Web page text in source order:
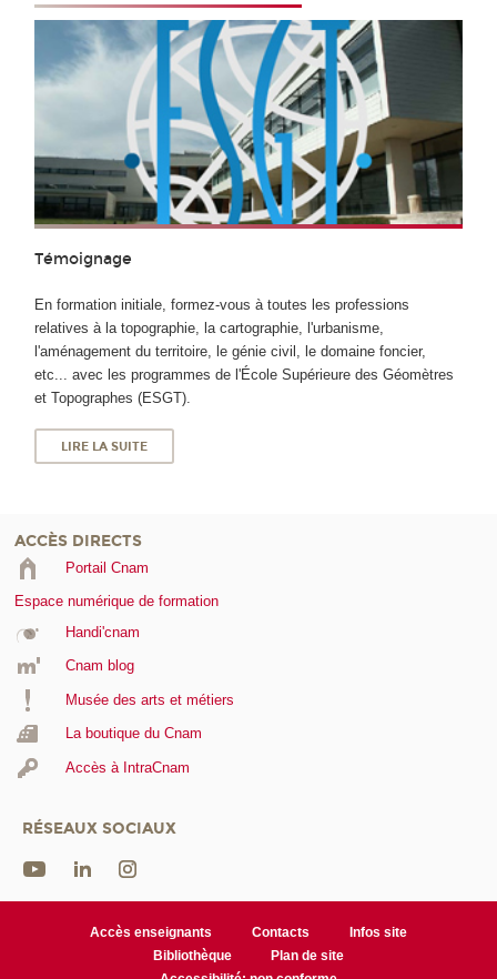
Témoignage
En formation initiale, formez-vous à toutes les professions
relatives à la topographie, la cartographie, l'urbanisme,
l'aménagement du territoire, le génie civil, le domaine foncier,
etc... avec les programmes de l'École Supérieure des Géomètres
et Topographes (ESGT).
LIRE LA SUITE
ACCÈS DIRECTS
Portail Cnam
Espace numérique de formation
Handi'cnam
Cnam blog
Musée des arts et métiers
La boutique du Cnam
Accès à IntraCnam
RÉSEAUX SOCIAUX
Accès enseignants Contacts
Infos site
Bibliothèque
Plan de site